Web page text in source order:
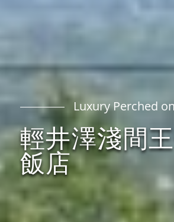
Luxury Perched
輕井澤淺間
飯店